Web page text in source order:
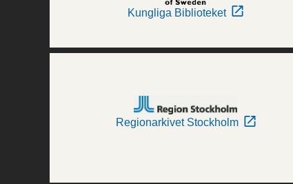
Kungliga Biblioteket
Regionarkivet Stockholm